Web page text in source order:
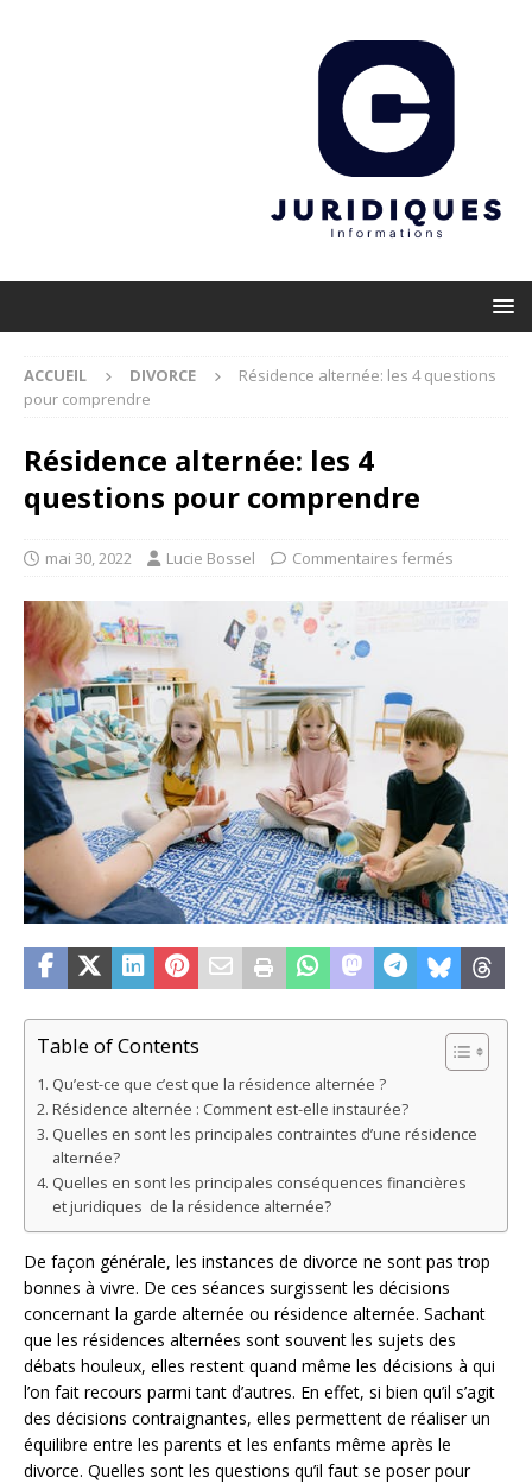
ACCUEIL DIVORCE
Résidence alternée: les 4 questions
pour comprendre
Résidence alternée: les 4
questions pour comprendre
mai 30, 2022 Lucie Bossel Commentaires fermés
Table of Contents
Qu’est-ce que c’est que la résidence alternée ?
Résidence alternée : Comment est-elle instaurée?
Quelles en sont les principales contraintes d’une résidence
alternée?
Quelles en sont les principales conséquences financières
et juridiques de la résidence alternée?
De façon générale, les instances de divorce ne sont pas trop
bonnes à vivre. De ces séances surgissent les décisions
concernant la garde alternée ou résidence alternée. Sachant
que les résidences alternées sont souvent les sujets des
débats houleux, elles restent quand même les décisions à qui
l’on fait recours parmi tant d’autres. En effet, si bien qu’il s’agit
des décisions contraignantes, elles permettent de réaliser un
équilibre entre les parents et les enfants même après le
divorce. Quelles sont les questions qu’il faut se poser pour